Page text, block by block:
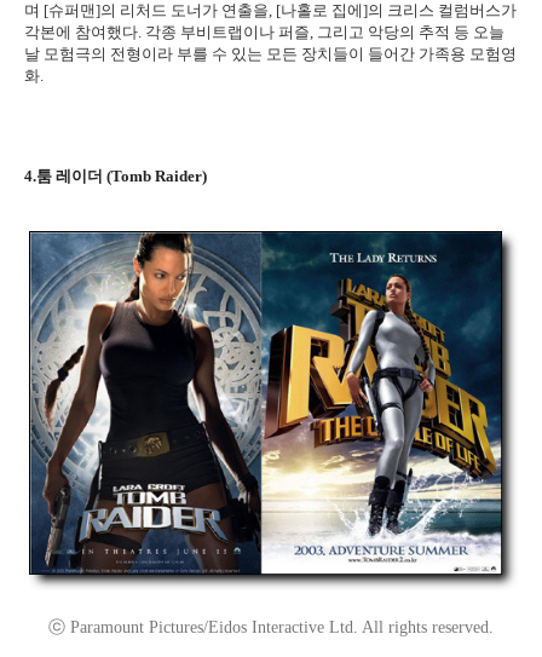
며 [슈퍼맨]의 리처드 도너가 연출을, [나홀로 집에]의 크리스 컬럼버스가
각본에 참여했다. 각종 부비트랩이나 퍼즐, 그리고 악당의 추적 등 오늘
날 모험극의 전형이라 부를 수 있는 모든 장치들이 들어간 가족용 모험영
화.
4.툼 레이더 (Tomb Raider)
ⓒ Paramount Pictures/Eidos Interactive Ltd. All rights reserved.